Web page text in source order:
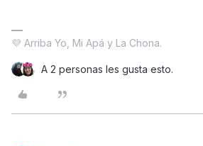
💜 Arriba Yo, Mi Apá y La Chona.
A 2 personas les gusta esto.